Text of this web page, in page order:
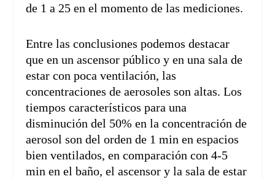
de 1 a 25 en el momento de las mediciones.
Entre las conclusiones podemos destacar
que en un ascensor público y en una sala de
estar con poca ventilación, las
concentraciones de aerosoles son altas. Los
tiempos característicos para una
disminución del 50% en la concentración de
aerosol son del orden de 1 min en espacios
bien ventilados, en comparación con 4-5
min en el baño, el ascensor y la sala de estar